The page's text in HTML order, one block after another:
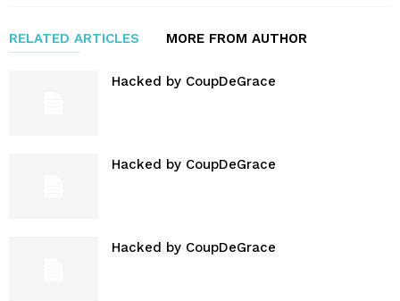
RELATED ARTICLES MORE FROM AUTHOR
Hacked by CoupDeGrace
Hacked by CoupDeGrace
Hacked by CoupDeGrace